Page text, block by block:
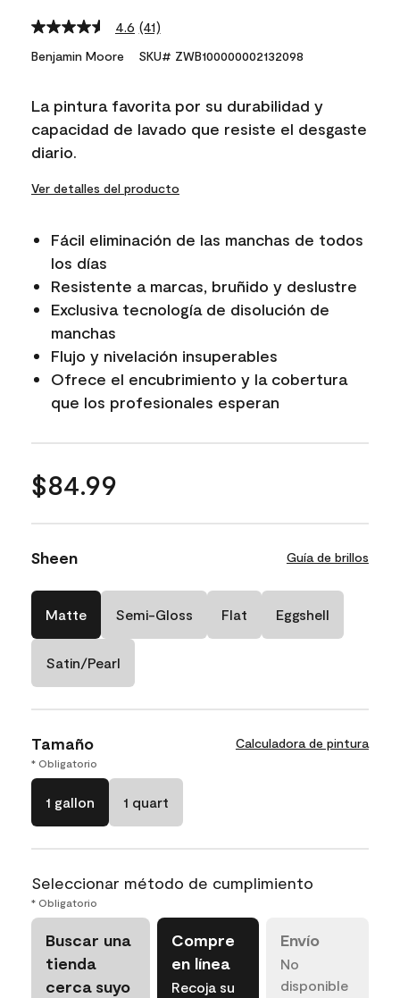
4.6 Read
41
Reviews.
link.
(41)
Benjamin Moore SKU# ZWB100000002132098
La pintura favorita por su durabilidad y
capacidad de lavado que resiste el desgaste
diario.
Ver detalles del producto
Fácil eliminación de las manchas de todos
los días
Resistente a marcas, bruñido y deslustre
Exclusiva tecnología de disolución de
manchas
Flujo y nivelación insuperables
Ofrece el encubrimiento y la cobertura
que los profesionales esperan
$84.99
Sheen Guía de brillos
Matte Semi-Gloss Flat Eggshell
Satin/Pearl
Tamaño Calculadora de pintura
* Obligatorio
1 gallon 1 quart
Seleccionar método de cumplimiento
* Obligatorio
Buscar una
tienda
cerca suyo
Compre
en línea
Recoja su
Envío
No
disponible